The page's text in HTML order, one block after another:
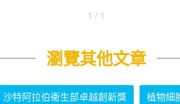
1 / 1
瀏覽其他文章
沙特阿拉伯衞生部卓越創新獎 植物細